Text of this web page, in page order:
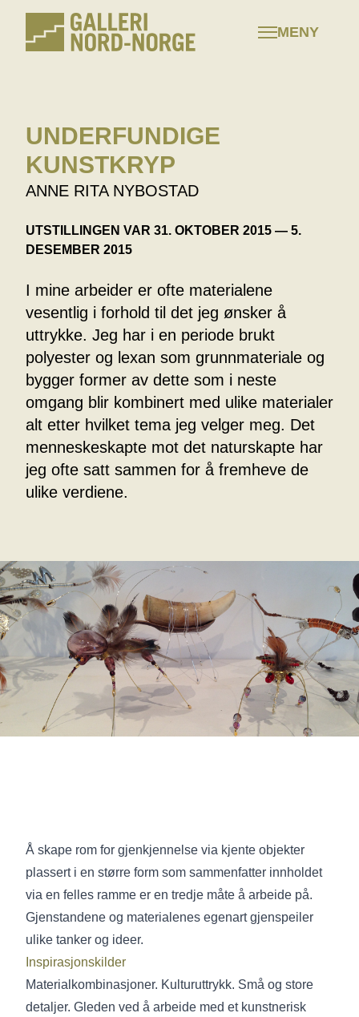
innhold
MENY
UNDERFUNDIGE
KUNSTKRYP
ANNE RITA NYBOSTAD
UTSTILLINGEN VAR 31. OKTOBER 2015 — 5.
DESEMBER 2015
I mine arbeider er ofte materialene
vesentlig i forhold til det jeg ønsker å
uttrykke. Jeg har i en periode brukt
polyester og lexan som grunnmateriale og
bygger former av dette som i neste
omgang blir kombinert med ulike materialer
alt etter hvilket tema jeg velger meg. Det
menneskeskapte mot det naturskapte har
jeg ofte satt sammen for å fremheve de
ulike verdiene.
Å skape rom for gjenkjennelse via kjente objekter
plassert i en større form som sammenfatter innholdet
via en felles ramme er en tredje måte å arbeide på.
Gjenstandene og materialenes egenart gjenspeiler
ulike tanker og ideer.
Inspirasjonskilder
Materialkombinasjoner. Kulturuttrykk. Små og store
detaljer. Gleden ved å arbeide med et kunstnerisk